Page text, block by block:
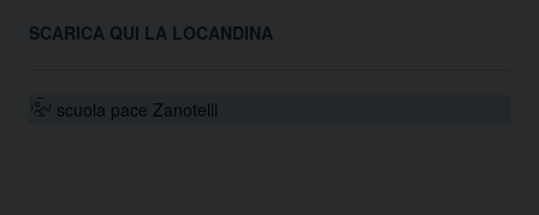
SCARICA QUI LA LOCANDINA
scuola pace Zanotelli